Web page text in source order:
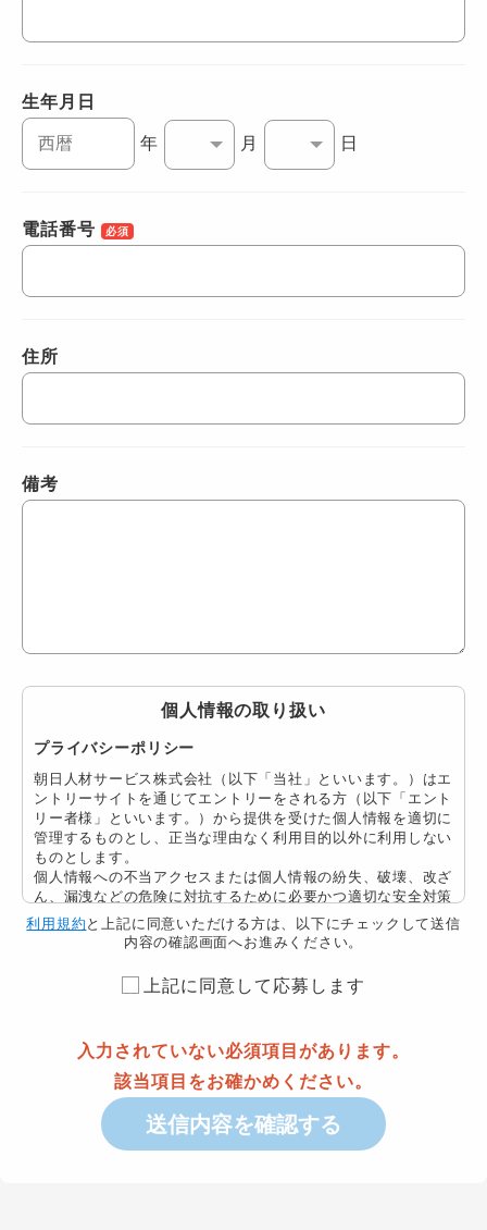
生年月日
年 月 日
電話番号 必須
住所
備考
個人情報の取り扱い
プライバシーポリシー
朝日人材サービス株式会社
（以下「当社」といいます。）はエ
ントリーサイトを通じてエントリーをされる方（以下「エント
リー者様」といいます。）から提供を受けた個人情報を適切に
管理するものとし、正当な理由なく利用目的以外に利用しない
ものとします。
個人情報への不当アクセスまたは個人情報の紛失、破壊、改ざ
ん、漏洩などの危険に対抗するために必要かつ適切な安全対策
を継続的に講じるよう最大限の注意・努力を払います。
当社はこのための基本方針を以下のとおり定め、全社への徹底
等とも協力し、エントリー者様の信頼を得られるよう、個人情
報の保護に努めてまいります。本サイトをご利用いただくうえ
個人情報とは
個人情報とは、個人に関する情報であって当該情報に含まれる
氏名、生年月日その他の記述などによって特定の個人を識別で
きるものをいいます。
利用規約 と上記に同意いただける方は、以下にチェックして送信
内容の確認画面へお進みください。
上記に同意して応募します
入力されていない必須項目があります。
該当項目をお確かめください。
送信内容を確認する